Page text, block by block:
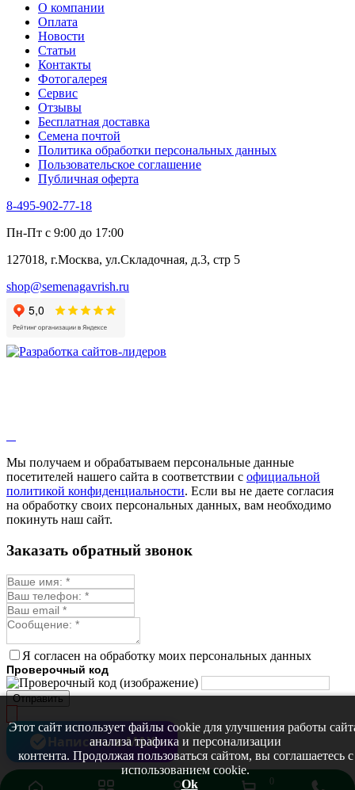
Тмин
Трава для чая
Туласи
Укроп
Фенхель пряный
Хризантема овощная
Цикорий пряный
Цикорий салатный (Витлуф)
Черемша
Шпинат
Щавель
Эндивий
Эстрагон
Алтей
Анис
Бессмертник
Валериана
Валерианелла
Гибискус лекарственный
Девясил
Душица
Змееголовник
Мыльнянка
Мята
Овсяный корень
Огуречная трава
Пустырник
Репешок
Синюха
Смесь лекарственных
Стевия
Тимьян ползучий (чабрец)
Фенхель лекарственный
Цикорий лекарственный
Череда лекарственная
Чернокорень
Шалфей
Семена ягод
Брусника
О компании
Оплата
Новости
Статьи
Контакты
Фотогалерея​
Сервис
Отзывы
Бесплатная доставка
Семена почтой
Политика обработки персональных данных
Пользовательское соглашение
Публичная оферта
8-495-902-77-18
Пн-Пт с 9:00 до 17:00
127018, г.Москва, ул.Складочная, д.3, стр 5
shop@semenagavrish.ru
Мы получаем и обрабатываем персональные данные
посетителей нашего сайта в соответствии с официальной
политикой конфиденциальности. Если вы не даете согласия
на обработку своих персональных данных, вам необходимо
покинуть наш сайт.
Этот сайт использует файлы cookie для улучшения работы
анализа трафика и персонализации
контента. Продолжая пользоваться сайтом, вы соглашаетесь с
использованием cookie.
Ok
Заказать обратный звонок
Я согласен на обработку моих персональных данных
Проверочный код
Отправить
0
Написать в MAX